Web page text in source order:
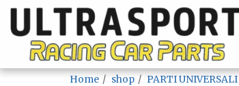
Home shop PARTI UNIVERSALI